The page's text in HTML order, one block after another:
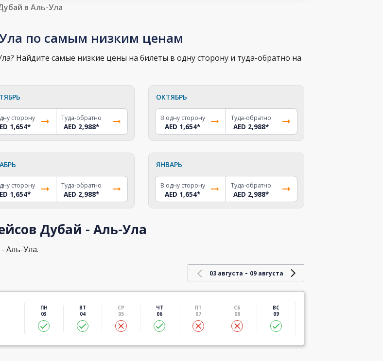
в Аль-Ула
по самым низким ценам
Найдите самые низкие цены на билеты в одну сторону и туда-обратно на
сторону
1,654*
Туда-обратно
AED 2,988*
ОКТЯБРЬ
В одну сторону
AED 1,654*
Туда-обратно
AED 2,988*
сторону
1,654*
Туда-обратно
AED 2,988*
ЯНВАРЬ
В одну сторону
AED 1,654*
Туда-обратно
AED 2,988*
Дубай - Аль-Ула
Аль-Ула.
03 августа - 09 августа
ПН
03
ВТ
04
СР
05
ЧТ
06
ПТ
07
СБ
08
ВС
09